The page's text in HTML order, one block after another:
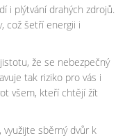
i plýtvání drahých zdrojů.
což šetří energii i
že se nebezpečný
tak riziko pro vás i
všem, kteří chtějí žít
sběrný dvůr k